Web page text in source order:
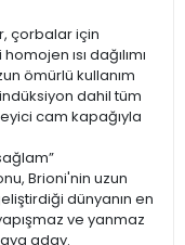
çorbalar için
ısı dağılımı
ömürlü kullanım
dahil tüm
cam kapağıyla
Brioni'nin uzun
dünyanın en
ve yanmaz
aday.